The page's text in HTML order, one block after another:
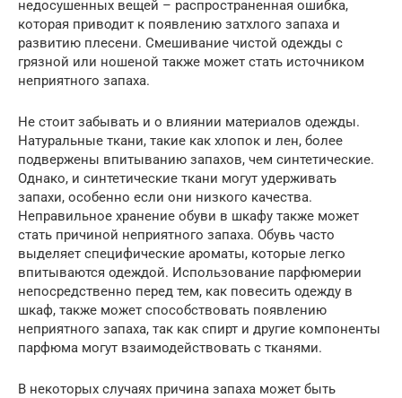
недосушенных вещей – распространенная ошибка,
которая приводит к появлению затхлого запаха и
развитию плесени. Смешивание чистой одежды с
грязной или ношеной также может стать источником
неприятного запаха.
Не стоит забывать и о влиянии материалов одежды.
Натуральные ткани, такие как хлопок и лен, более
подвержены впитыванию запахов, чем синтетические.
Однако, и синтетические ткани могут удерживать
запахи, особенно если они низкого качества.
Неправильное хранение обуви в шкафу также может
стать причиной неприятного запаха. Обувь часто
выделяет специфические ароматы, которые легко
впитываются одеждой. Использование парфюмерии
непосредственно перед тем, как повесить одежду в
шкаф, также может способствовать появлению
неприятного запаха, так как спирт и другие компоненты
парфюма могут взаимодействовать с тканями.
В некоторых случаях причина запаха может быть